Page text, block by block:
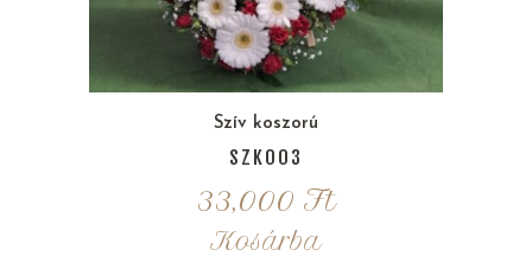
Szív koszorú
SZK003
33,000 Ft
Kosárba